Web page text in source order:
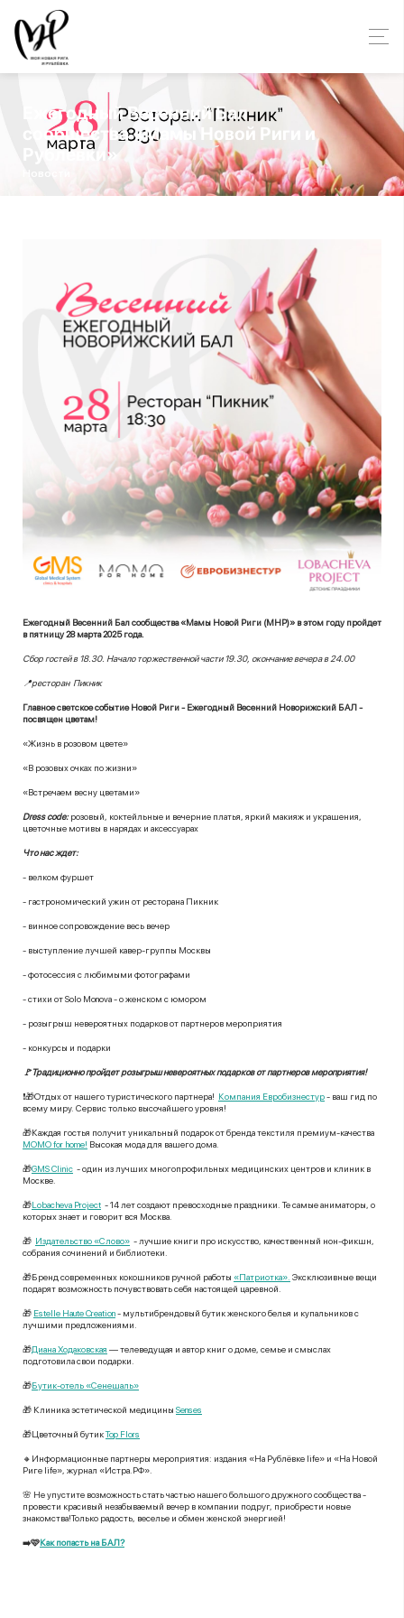
Ежегодный Весенний Бал
сообщества «Мамы Новой Риги и
Рублевки»
Ежегодный Весенний Бал сообщества «Мамы Новой Риги (МНР)» в этом году пройдет
в пятницу 28 марта 2025 года.
Сбор гостей в 18.30. Начало торжественной части 19.30, окончание вечера в 24.00
📍ресторан Пикник
Главное светское событие Новой Риги - Ежегодный Весенний Новорижский БАЛ -
посвящен цветам!
«Жизнь в розовом цвете»
«В розовых очках по жизни»
«Встречаем весну цветами»
Dress code:розовый, коктейльные и вечерние платья, яркий макияж и украшения,
цветочные мотивы в нарядах и аксессуарах
Что нас ждет:
- велком фуршет
- гастрономический ужин от ресторана Пикник
- винное сопровождение весь вечер
- выступление лучшей кавер-группы Москвы
- фотосессия с любимыми фотографами
- стихи от Solo Monova - о женском с юмором
- розыгрыш невероятных подарков от партнеров мероприятия
- конкурсы и подарки
🚩Традиционно пройдет розыгрыш невероятных подарков от партнеров мероприятия!
❗️🎁Отдых от нашего туристического партнера! Компания Евробизнестур- ваш гид по
всему миру. Сервис только высочайшего уровня!
🎁Каждая гостья получит уникальный подарок от бренда текстиля премиум-качества
MOMO for home! Высокая мода для вашего дома.
🎁GMS Clinic - один из лучших многопрофильных медицинских центров и клиник в
Москве.
🎁Lobacheva Project - 14 лет создают превосходные праздники. Те самые аниматоры, о
которых знает и говорит вся Москва.
🎁 Издательство «Слово» - лучшие книги про искусство, качественный нон-фикшн,
собрания сочинений и библиотеки.
🎁Бренд современных кокошников ручной работы «Патриотка». Эксклюзивные вещи
подарят возможность почувствовать себя настоящей царевной.
🎁 Estelle Haute Creation- мультибрендовый бутик женского белья и купальников с
лучшими предложениями.
🎁Диана Ходаковская — телеведущая и автор книг о доме, семье и смыслах
подготовила свои подарки.
🎁Бутик-отель «Сенешаль»
🎁 Клиника эстетической медицины Senses
🎁Цветочный бутикTop Flors
🔸 Информационные партнеры мероприятия: издания «На Рублёвке life» и «На Новой
Риге life», журнал «Истра.РФ».
🌸 Не упустите возможность стать частью нашего большого дружного сообщества -
провести красивый незабываемый вечер в компании подруг, приобрести новые
знакомства!Только радость, веселье и обмен женской энергией!
➡️🩷Как попасть на БАЛ?